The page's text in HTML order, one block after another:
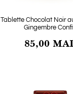
Tablette Chocolat Noir
Gingembre
85,00